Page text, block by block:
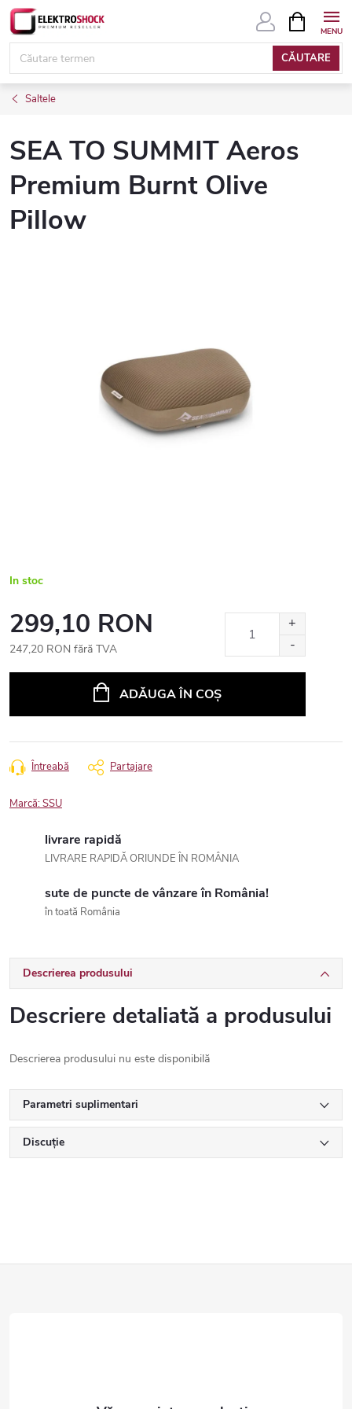
Treci
conținut
CĂUTARE
COŞ
DE
Saltele
SEA TO SUMMIT Aeros
Premium Burnt Olive
Pillow
In stoc
299,10 RON
247,20 RON fără TVA
ADĂUGA ÎN COŞ
Întreabă Partajare
Marcă:SSU
livrare rapidă
LIVRARE RAPIDĂ ORIUNDE ÎN ROMÂNIA
sute de puncte de vânzare în România!
în toată România
Descrierea produsului
Descriere detaliată a produsului
Descrierea produsului nu este disponibilă
Parametri suplimentari
Discuţie